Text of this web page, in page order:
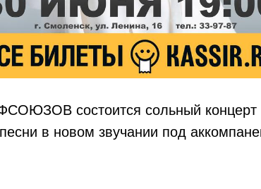
состоится сольный
в новом звучании под